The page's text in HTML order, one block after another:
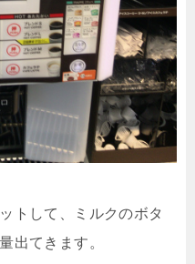
トして、ミルクのボタ
出てきます。